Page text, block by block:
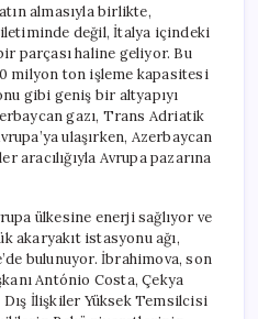
almasıyla birlikte,
değil, İtalya içindeki
parçası haline geliyor. Bu
milyon ton işleme kapasitesi
gibi geniş bir altyapıyı
gazı, Trans Adriatik
ulaşırken, Azerbaycan
aracılığıyla Avrupa pazarına
ülkesine enerji sağlıyor ve
akaryakıt istasyonu ağı,
bulunuyor. İbrahimova, son
António Costa, Çekya
Dış İlişkiler Yüksek Temsilcisi